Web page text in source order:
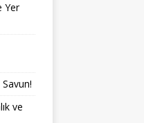
Yer
Savun!
ve